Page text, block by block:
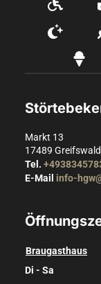
Markt 13
17489 Greifswald
Tel.
E-Mail info-
Braugasthaus
Di - Sa